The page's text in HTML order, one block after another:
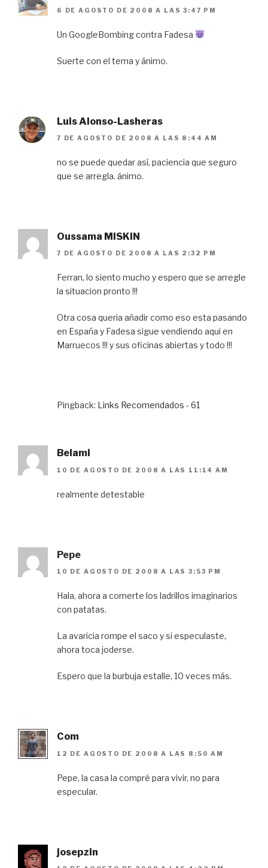
6 DE AGOSTO DE 2008 A LAS 3:47 PM
Un GoogleBombing contra Fadesa
Suerte con el tema y ánimo.
Luis Alonso-Lasheras
7 DE AGOSTO DE 2008 A LAS 8:44 AM
no se puede quedar así, paciencia que seguro
que se arregla. ánimo.
Oussama MISKIN
7 DE AGOSTO DE 2008 A LAS 2:32 PM
Ferran, lo siento mucho y espero que se arregle
la situacion pronto !!!
Otra cosa queria añadir como eso esta pasando
en España y Fadesa sigue vendiendo aqui en
Marruecos !!! y sus oficinas abiertas y todo !!!
Pingback: Links Recomendados - 61
Belami
10 DE AGOSTO DE 2008 A LAS 11:14 AM
realmente detestable
Pepe
10 DE AGOSTO DE 2008 A LAS 3:53 PM
Hala, ahora a comerte los ladrillos imaginarios
con patatas.
La avaricia rompe el saco y si especulaste,
ahora toca joderse.
Espero que la burbuja estalle, 10 veces más.
Com
12 DE AGOSTO DE 2008 A LAS 8:50 AM
Pepe, la casa la compré para vivir, no para
especular.
josepzin